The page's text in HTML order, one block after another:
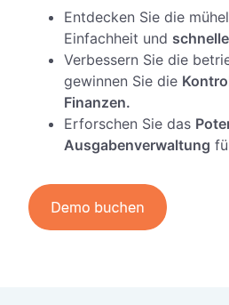
Entdecken Sie die
Einfachheit und
Verbessern Sie die
gewinnen Sie die
Finanzen.
Erforschen Sie das
Ausgabenverwaltung